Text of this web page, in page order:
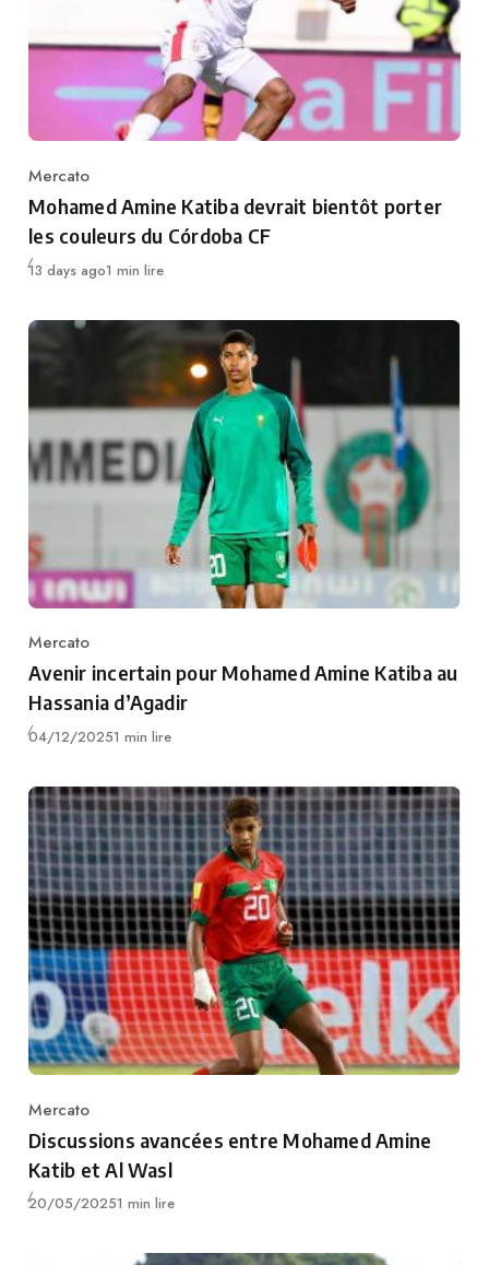
Category
Mercato
Mohamed Amine Katiba devrait bientôt porter
les couleurs du Córdoba CF
Publié
13 days ago1 min lire
Category
Mercato
Avenir incertain pour Mohamed Amine Katiba au
Hassania d’Agadir
Publié
04/12/20251 min lire
Category
Mercato
Discussions avancées entre Mohamed Amine
Katib et Al Wasl
Publié
20/05/20251 min lire